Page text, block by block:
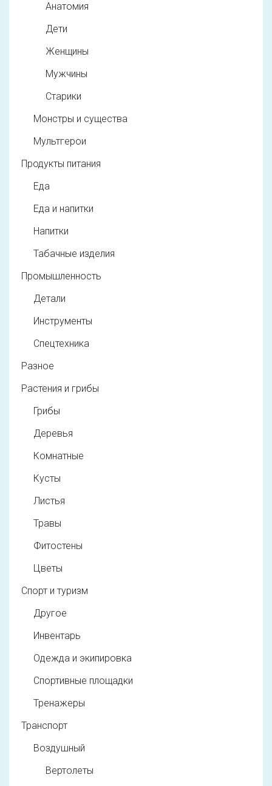
Анатомия
Дети
Женщины
Мужчины
Старики
Монстры и существа
Мультгерои
Продукты питания
Еда
Еда и напитки
Напитки
Табачные изделия
Промышленность
Детали
Инструменты
Спецтехника
Разное
Растения и грибы
Грибы
Деревья
Комнатные
Кусты
Листья
Травы
Фитостены
Цветы
Спорт и туризм
Другое
Инвентарь
Одежда и экипировка
Спортивные площадки
Тренажеры
Транспорт
Воздушный
Вертолеты